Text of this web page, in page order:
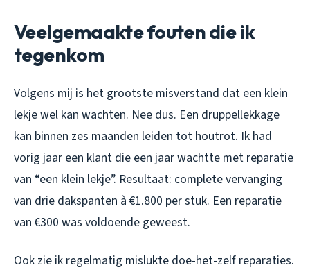
Veelgemaakte fouten die ik
tegenkom
Volgens mij is het grootste misverstand dat een klein
lekje wel kan wachten. Nee dus. Een druppellekkage
kan binnen zes maanden leiden tot houtrot. Ik had
vorig jaar een klant die een jaar wachtte met reparatie
van “een klein lekje”. Resultaat: complete vervanging
van drie dakspanten à €1.800 per stuk. Een reparatie
van €300 was voldoende geweest.
Ook zie ik regelmatig mislukte doe-het-zelf reparaties.